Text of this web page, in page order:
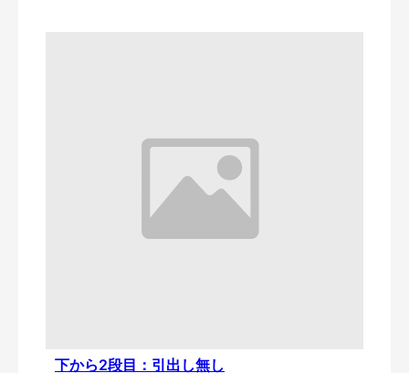
下から2段目：引出し無し